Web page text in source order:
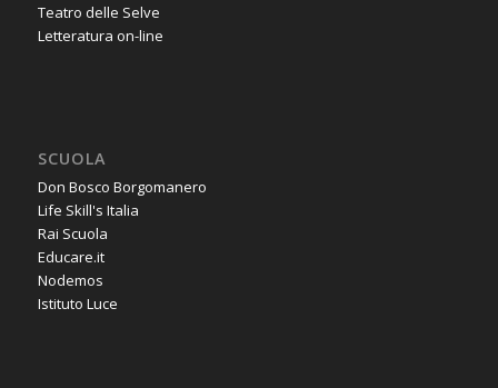
Teatro delle Selve
Letteratura on-line
SCUOLA
Don Bosco Borgomanero
Life Skill's Italia
Rai Scuola
Educare.it
Nodemos
Istituto Luce